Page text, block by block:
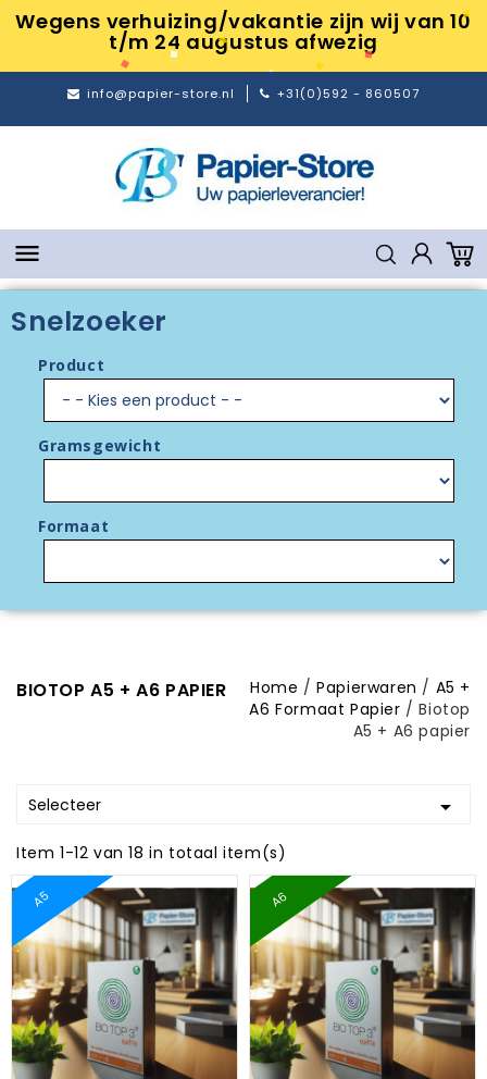
Wegens verhuizing/vakantie zijn wij van 10
t/m 24 augustus afwezig
info@papier-store.nl +31(0)592 - 860507

Snelzoeker
Product
Gramsgewicht
Formaat
BIOTOP A5 + A6 PAPIER Home Papierwaren
A5 +
A6 Formaat Papier
Biotop
A5 + A6 papier
Selecteer 
Item 1-12 van 18 in totaal item(s)
A5 A6